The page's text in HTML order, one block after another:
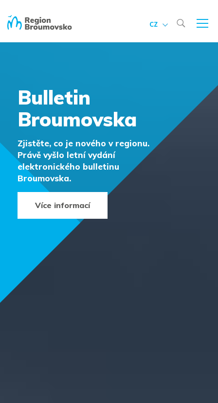
CZ
Bulletin
Broumovska
Zjistěte, co je nového v regionu.
Právě vyšlo letní vydání
elektronického bulletinu
Broumovska.
Více informací